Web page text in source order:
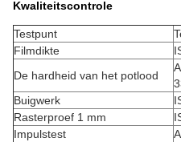
Kwaliteitscontrole
Testpunt
Filmdikte
De hardheid van het potlood
Buigwerk
Rasterproef 1 mm
Impulstest